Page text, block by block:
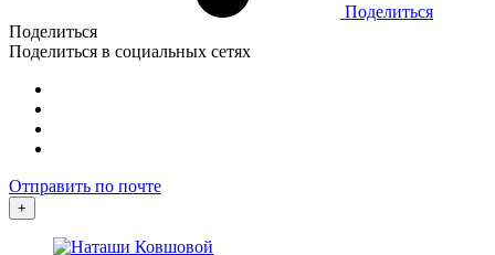
Поделиться
Поделиться
Поделиться в социальных сетях
Отправить по почте
+